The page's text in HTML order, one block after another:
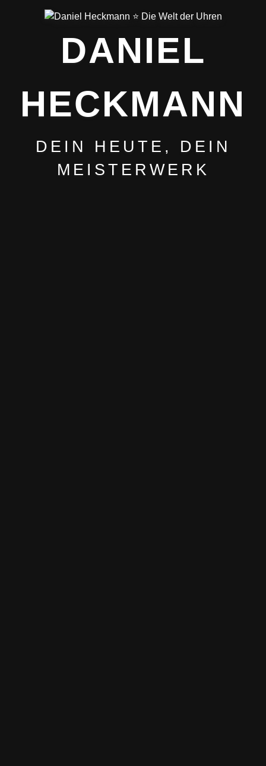
DANIEL
HECKMANN
DEIN HEUTE, DEIN
MEISTERWERK